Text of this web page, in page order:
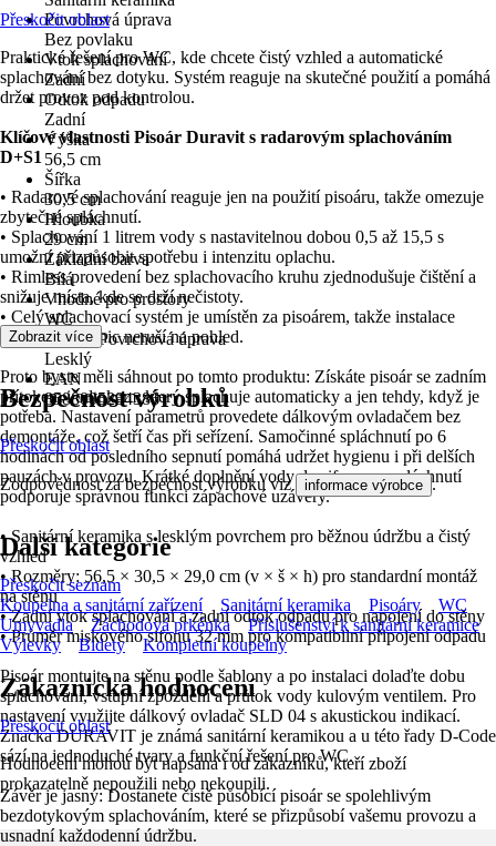
Povrchová úprava
Bez povlaku
Vtok splachování
Zadní
Odtok odpadu
Zadní
Výška
56,5 cm
Šířka
30,5 cm
Hloubka
29 cm
Základní barva
Bílá
Vhodné pro prostory
WC
Povrch/Povrchová úprava
Lesklý
EAN
8588005294386
Přeskočit oblast
Praktické řešení pro WC, kde chcete čistý vzhled a automatické
splachování bez dotyku. Systém reaguje na skutečné použití a pomáhá
držet provoz pod kontrolou.
Klíčové vlastnosti Pisoár Duravit s radarovým splachováním
D+S1
• Radarové splachování reaguje jen na použití pisoáru, takže omezuje
zbytečné spláchnutí.
• Splachování 1 litrem vody s nastavitelnou dobou 0,5 až 15,5 s
umožní přizpůsobit spotřebu i intenzitu oplachu.
• Rimless provedení bez splachovacího kruhu zjednodušuje čištění a
snižuje místa, kde se drží nečistoty.
• Celý splachovací systém je umístěn za pisoárem, takže instalace
působí čistě a nic neruší na pohled.
Proto byste měli sáhnout po tomto produktu: Získáte pisoár se zadním
přítokem i odtokem, který splachuje automaticky a jen tehdy, když je
potřeba. Nastavení parametrů provedete dálkovým ovladačem bez
demontáže, což šetří čas při seřízení. Samočinné spláchnutí po 6
hodinách od posledního sepnutí pomáhá udržet hygienu i při delších
pauzách v provozu. Krátké doplnění vody do sifonu po spláchnutí
podporuje správnou funkci zápachové uzávěry.
• Sanitární keramika s lesklým povrchem pro běžnou údržbu a čistý
vzhled
• Rozměry: 56,5 × 30,5 × 29,0 cm (v × š × h) pro standardní montáž
na stěnu
• Zadní vtok splachování a zadní odtok odpadu pro napojení do stěny
• Průměr miskového sifonu 32 mm pro kompatibilní připojení odpadu
Pisoár montujte na stěnu podle šablony a po instalaci dolaďte dobu
splachování, vstupní zpoždění a průtok vody kulovým ventilem. Pro
nastavení využijte dálkový ovladač SLD 04 s akustickou indikací.
Značka DURAVIT je známá sanitární keramikou a u této řady D-Code
sází na jednoduché tvary a funkční řešení pro WC.
Závěr je jasný: Dostanete čistě působící pisoár se spolehlivým
bezdotykovým splachováním, které se přizpůsobí vašemu provozu a
usnadní každodenní údržbu.
Zobrazit více
Bezpečnost výrobků
Přeskočit oblast
Zodpovědnost za bezpečnost výrobku viz informace výrobce .
Další kategorie
Přeskočit seznam
Koupelna a sanitární zařízení
Sanitární keramika Pisoáry
WC
Umyvadla
Záchodová prkénka
Příslušenství k sanitární keramice
Výlevky
Bidety Kompletní koupelny
Zákaznická hodnocení
Přeskočit oblast
Hodnocení mohou být napsána i od zákazníků, kteří zboží
prokazatelně nepoužili nebo nekoupili.